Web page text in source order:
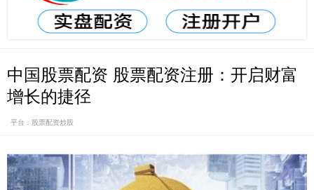
中国股票配资 股票配资注册：开启财富
增长的捷径
平台：股票配资炒股